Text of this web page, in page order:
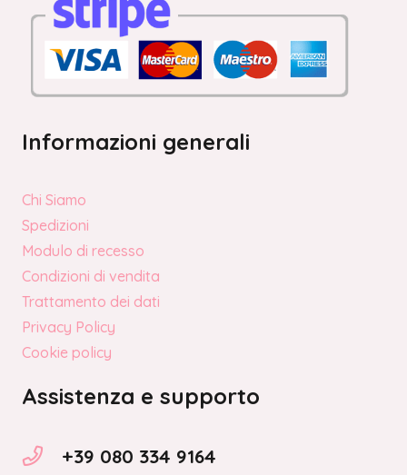
Informazioni generali
Chi Siamo
Spedizioni
Modulo di recesso
Condizioni di vendita
Trattamento dei dati
Privacy Policy
Cookie policy
Assistenza e supporto
+39 080 334 9164